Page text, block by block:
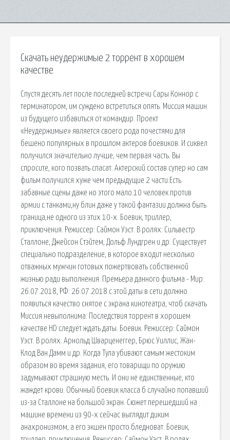
Скачать неудержимые 2 торрент в хорошем
качестве
Спустя десять лет после последней встречи Сары Коннор с
терминатором, им суждено встретиться опять. Миссия машин
из будущего избавиться от командир. Проект
«Неудержимые» является своего рода почестями для
бешено популярных в прошлом актеров боевиков. И сиквел
получился значительно лучше, чем первая часть. Вы
спросите, кого позвать спасат. Актерский состав супер но сам
фильм получился хуже чем предыдущие 2 части.Есть
забавные сцены даже но этого мало.10 человек против
армии с танками,ну блин даже у такой фантазии должна быть
граница,не одного из этих 10-х. Боевик, триллер,
приключения. Режиссер: Саймон Уэст. В ролях: Сильвестр
Сталлоне, Джейсон Стэйтем, Дольф Лундгрен и др. Существует
специально подразделение, в которое входит несколько
отважных мужчин готовых пожертвовать собственной
жизнью ради выполнения. Премьера данного фильма - Мир:
26.07.2018, РФ: 26.07.2018 с этой даты в сети должно
появиться качество снятое с экрана кинотеатра, чтоб скачать
Миссия невыполнима: Последствия торрент в хорошем
качестве HD следует ждать даты. Боевик. Режиссер: Саймон
Уэст. В ролях: Арнольд Шварценеггер, Брюс Уиллис, Жан-
Клод Ван Дамм и др. Когда Тула убивают самым жестоким
образом во время задания, его товарищи по оружию
задумывают страшную месть. И они не единственные, кто
жаждет крови. Обычный боевик класса б случайно попавший
из-за Сталлоне на большой экран. Сюжет перешедший на
машине времени из 90-х сейчас выглядит диким
анахронизмом, а его экшен просто бледноват. Боевик,